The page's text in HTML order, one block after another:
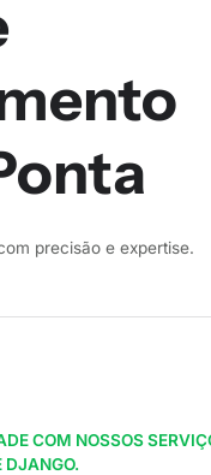
precisão e expertise.
COM NOSSOS
DJANGO.